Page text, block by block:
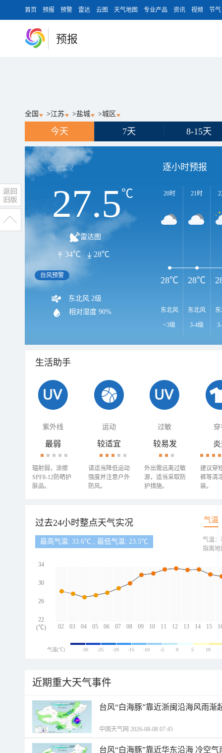
首页 预报 预警 雷达 云图 天气地图 专业产品 资讯 视频 节气
预报
全国 >江苏 >盐城 >城区
今天 7天 8-15天
02:35实况
27.5℃
雷达图
34℃ 28℃
台风预警
东北风 2级
相对湿度 90%
逐小时预报
20时
东北风
<3级
21时
东北风
3-4级
28℃ 28℃
生活助手
紫外线 运动 过敏 穿
最弱
辐射弱，涂擦
SPF8-12防晒护
肤品。
较适宜
请适当降低运动
强度并注意户外
防风。
较易发
外出需远离过敏
源，适当采取防
护措施。
建议穿
裤等清
装。
过去24小时整点天气实况 气温
最高气温: 33.6℃ , 最低气温: 23.5℃
02 03 04 05 06 07 08 09 10 11 12 13 14 15
34
30
26
22
(℃)
气温：
指离地
气温(℃) -30 -25 -20 -15 -10 -5 0 5 10
近期重大天气事件
台风“白海豚”靠近浙闽沿海风雨渐
中国天气网 2026-08-08 07:45
台风“白海豚”靠近华东沿海 冷空